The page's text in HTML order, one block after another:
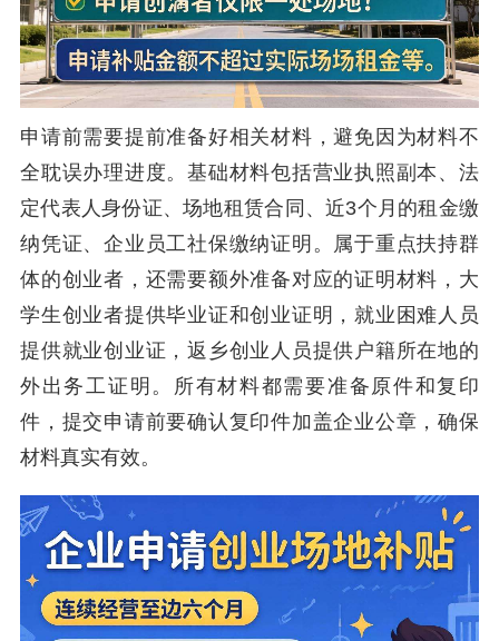
申请前需要提前准备好相关材料，避免因为材料不
全耽误办理进度。基础材料包括营业执照副本、法
定代表人身份证、场地租赁合同、近3个月的租金缴
纳凭证、企业员工社保缴纳证明。属于重点扶持群
体的创业者，还需要额外准备对应的证明材料，大
学生创业者提供毕业证和创业证明，就业困难人员
提供就业创业证，返乡创业人员提供户籍所在地的
外出务工证明。所有材料都需要准备原件和复印
件，提交申请前要确认复印件加盖企业公章，确保
材料真实有效。